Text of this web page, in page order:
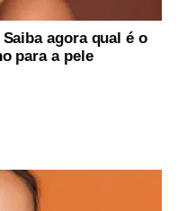
agora qual é o
para a pele